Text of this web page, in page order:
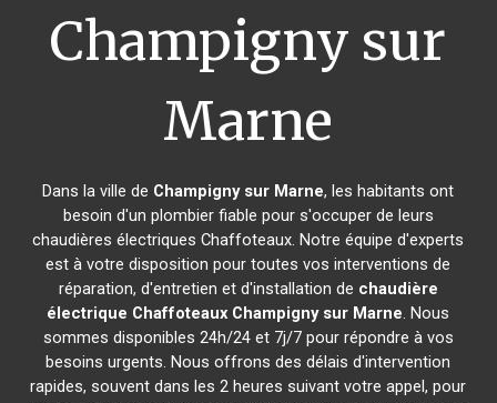
Champigny sur
Marne
Dans la ville de Champigny sur Marne, les habitants ont
besoin d'un plombier fiable pour s'occuper de leurs
chaudières électriques Chaffoteaux. Notre équipe d'experts
est à votre disposition pour toutes vos interventions de
réparation, d'entretien et d'installation de chaudière
électrique Chaffoteaux Champigny sur Marne. Nous
sommes disponibles 24h/24 et 7j/7 pour répondre à vos
besoins urgents. Nous offrons des délais d'intervention
rapides, souvent dans les 2 heures suivant votre appel, pour